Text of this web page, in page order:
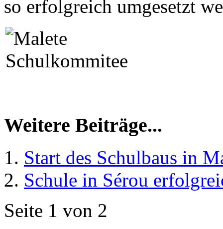
so erfolgreich umgesetzt
Weitere Beiträge...
Start des Schulbaus in
Schule in Sérou
Seite 1 von 2